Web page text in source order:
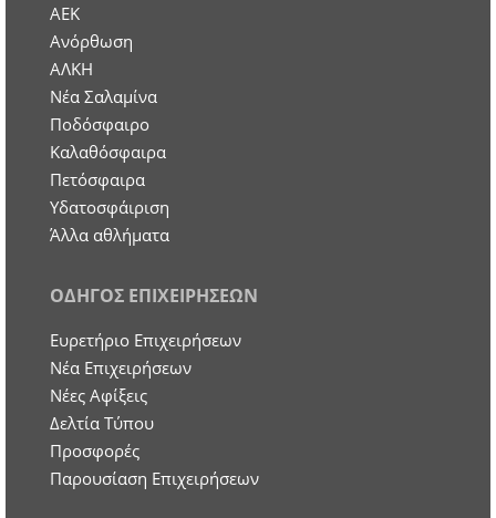
ΑΕΚ
Ανόρθωση
ΑΛΚΗ
Νέα Σαλαμίνα
Ποδόσφαιρο
Καλαθόσφαιρα
Πετόσφαιρα
Υδατοσφάιριση
Άλλα αθλήματα
ΟΔΗΓΟΣ ΕΠΙΧΕΙΡΗΣΕΩΝ
Ευρετήριο Επιχειρήσεων
Nέα Επιχειρήσεων
Νέες Αφίξεις
Δελτία Τύπου
Προσφορές
Παρουσίαση Επιχειρήσεων